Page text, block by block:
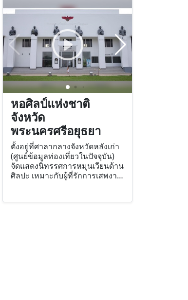
หอศิลป์แห่งชาติ
จังหวัด
พระนครศรีอยุธยา
ตั้งอยู่ที่ศาลากลางจังหวัดหลังเก่า
(ศูนย์ข้อมูลท่องเที่ยวในปัจจุบัน)
จัดแสดงนิทรรศการหมุนเวียนด้าน
ศิลปะ เหมาะกับผู้ที่รักการเสพงาน
นิทรรศการประวัติศาสตร์อยุธยา